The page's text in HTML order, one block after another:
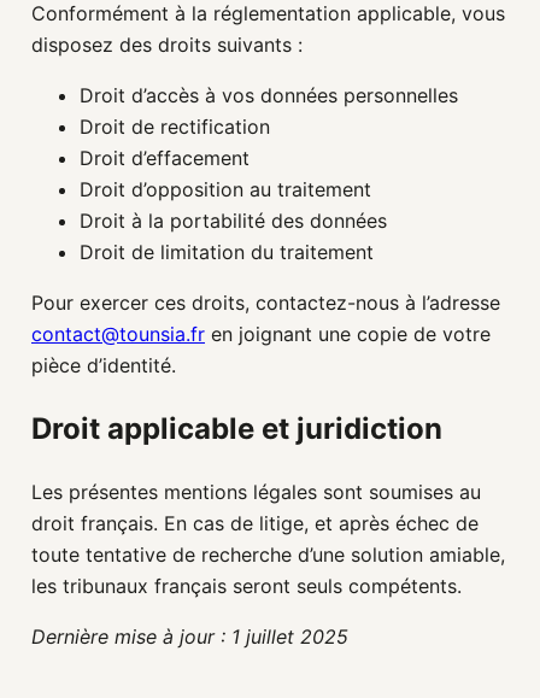
Conformément à la réglementation applicable, vous
disposez des droits suivants :
Droit d’accès à vos données personnelles
Droit de rectification
Droit d’effacement
Droit d’opposition au traitement
Droit à la portabilité des données
Droit de limitation du traitement
Pour exercer ces droits, contactez-nous à l’adresse
contact@tounsia.fr en joignant une copie de votre
pièce d’identité.
Droit applicable et juridiction
Les présentes mentions légales sont soumises au
droit français. En cas de litige, et après échec de
toute tentative de recherche d’une solution amiable,
les tribunaux français seront seuls compétents.
Dernière mise à jour : 1 juillet 2025